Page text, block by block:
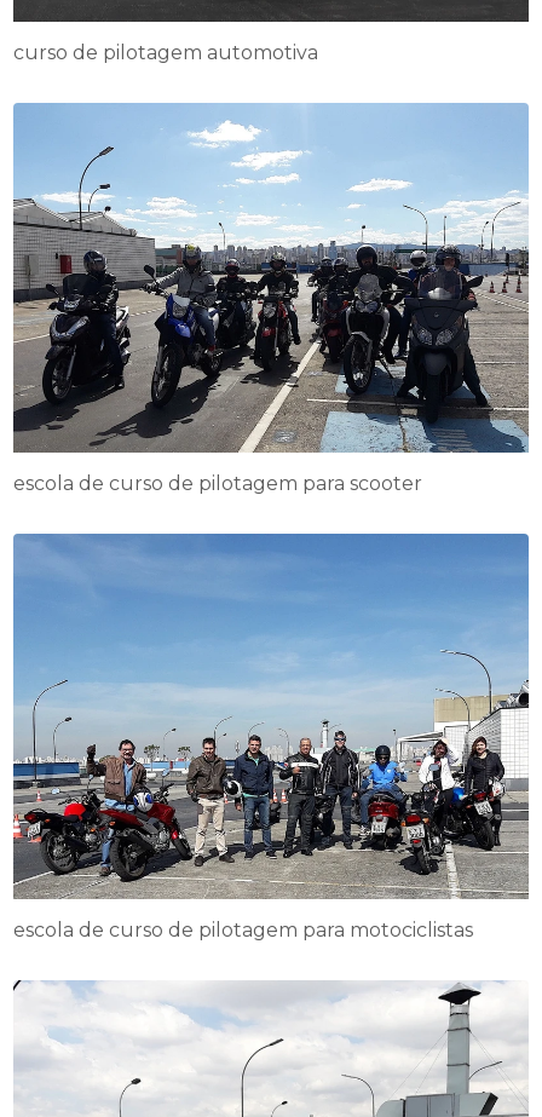
curso de pilotagem automotiva
escola de curso de pilotagem para scooter
escola de curso de pilotagem para motociclistas